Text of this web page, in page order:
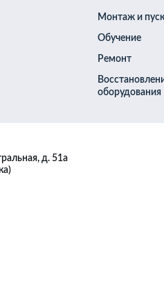
Монтаж и
Обучение
Ремонт
оборудования
д. 51а